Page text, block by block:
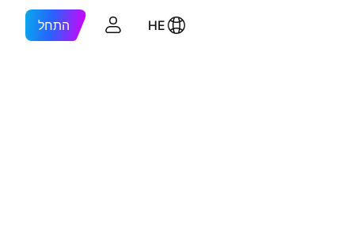
HE התחל